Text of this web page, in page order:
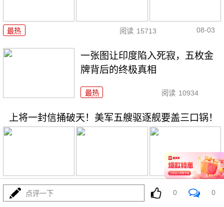
最热 阅读 15713 08-03
一张图让印度陷入死寂，五枚金
牌背后的终极真相
最热 阅读 10934
上将一封信捅破天！美军五艘驱逐舰要盖三口锅！
最热 阅读 7566
点评一下 0 0